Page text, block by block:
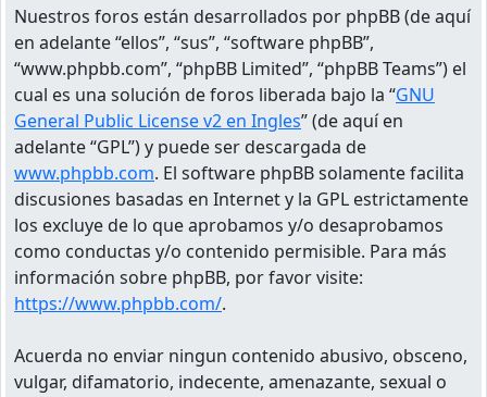
Nuestros foros están desarrollados por phpBB (de aquí
en adelante “ellos”, “sus”, “software phpBB”,
“www.phpbb.com”, “phpBB Limited”, “phpBB Teams”) el
cual es una solución de foros liberada bajo la “GNU
General Public License v2 en Ingles” (de aquí en
adelante “GPL”) y puede ser descargada de
www.phpbb.com. El software phpBB solamente facilita
discusiones basadas en Internet y la GPL estrictamente
los excluye de lo que aprobamos y/o desaprobamos
como conductas y/o contenido permisible. Para más
información sobre phpBB, por favor visite:
https://www.phpbb.com/.
Acuerda no enviar ningun contenido abusivo, obsceno,
vulgar, difamatorio, indecente, amenazante, sexual o